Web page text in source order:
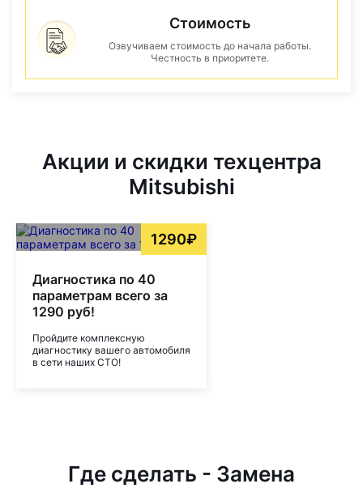
Стоимость
Озвучиваем стоимость до начала работы.
Честность в приоритете.
Акции и скидки техцентра
Mitsubishi
1290₽
Диагностика по 40
параметрам всего за
1290 руб!
Пройдите комплексную
диагностику вашего автомобиля
в сети наших СТО!
Где сделать - Замена